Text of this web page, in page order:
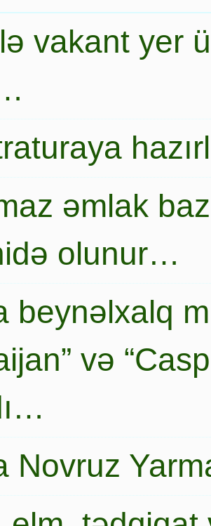
vakant yer
əmlak
olunur…
beynəlxalq
və
Novruz